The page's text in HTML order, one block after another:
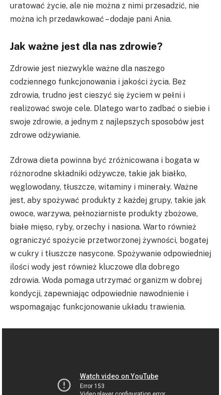
uratować życie, ale nie można z nimi przesadzić, nie
można ich przedawkować – dodaje pani Ania.
Jak ważne jest dla nas zdrowie?
Zdrowie jest niezwykle ważne dla naszego
codziennego funkcjonowania i jakości życia. Bez
zdrowia, trudno jest cieszyć się życiem w pełni i
realizować swoje cele. Dlatego warto zadbać o siebie i
swoje zdrowie, a jednym z najlepszych sposobów jest
zdrowe odżywianie.
Zdrowa dieta powinna być zróżnicowana i bogata w
różnorodne składniki odżywcze, takie jak białko,
węglowodany, tłuszcze, witaminy i minerały. Ważne
jest, aby spożywać produkty z każdej grupy, takie jak
owoce, warzywa, pełnoziarniste produkty zbożowe,
białe mięso, ryby, orzechy i nasiona. Warto również
ograniczyć spożycie przetworzonej żywności, bogatej
w cukry i tłuszcze nasycone. Spożywanie odpowiedniej
ilości wody jest również kluczowe dla dobrego
zdrowia. Woda pomaga utrzymać organizm w dobrej
kondycji, zapewniając odpowiednie nawodnienie i
wspomagając funkcjonowanie układu trawienia.